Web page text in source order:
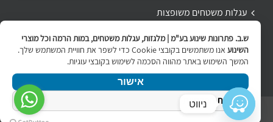
עגלות משטחים משופצות
תיקון ושיפוץ עגלת משטחים
Copyright 2020 | All Rights Reserved | Powered by
ש.ב. פתרונות שינוע בע"מ | מלגזות, עגלות משטחים, במות הרמה וכל מוצרי
השינוע
אנו משתמשים בקובצי Cookie כדי לשפר את חוויית המשתמש שלך.
המשך השימוש באתר מהווה הסכמה לשימוש בקובצי עוגיות.
אישור
מדיניות הפרטיות
ניווט